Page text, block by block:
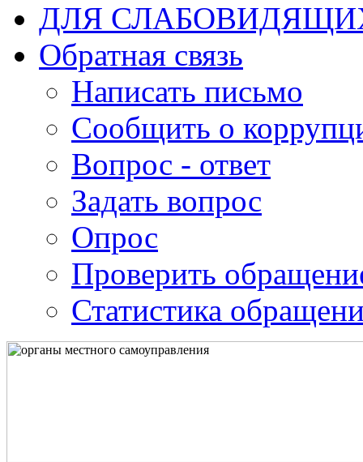
ДЛЯ
Обратная связь
Написать письмо
Сообщить о
Вопрос - ответ
Задать вопрос
Опрос
Проверить
Статистика